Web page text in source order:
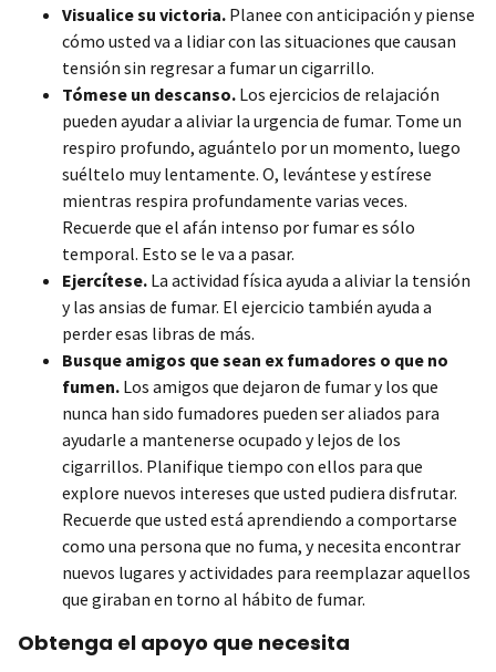
Visualice su victoria. Planee con anticipación y piense
cómo usted va a lidiar con las situaciones que causan
tensión sin regresar a fumar un cigarrillo.
Tómese un descanso. Los ejercicios de relajación
pueden ayudar a aliviar la urgencia de fumar. Tome un
respiro profundo, aguántelo por un momento, luego
suéltelo muy lentamente. O, levántese y estírese
mientras respira profundamente varias veces.
Recuerde que el afán intenso por fumar es sólo
temporal. Esto se le va a pasar.
Ejercítese. La actividad física ayuda a aliviar la tensión
y las ansias de fumar. El ejercicio también ayuda a
perder esas libras de más.
Busque amigos que sean ex fumadores o que no
fumen. Los amigos que dejaron de fumar y los que
nunca han sido fumadores pueden ser aliados para
ayudarle a mantenerse ocupado y lejos de los
cigarrillos. Planifique tiempo con ellos para que
explore nuevos intereses que usted pudiera disfrutar.
Recuerde que usted está aprendiendo a comportarse
como una persona que no fuma, y necesita encontrar
nuevos lugares y actividades para reemplazar aquellos
que giraban en torno al hábito de fumar.
Obtenga el apoyo que necesita